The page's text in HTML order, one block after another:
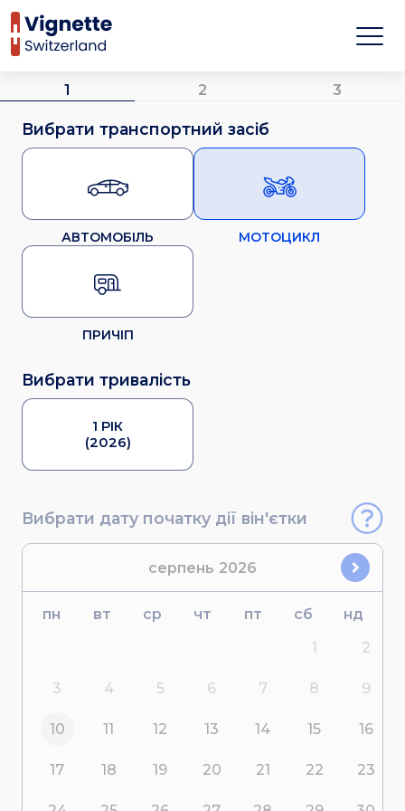
1 2 3
Вибрати транспортний засіб
АВТОМОБІЛЬ МОТОЦИКЛ
ПРИЧІП
Вибрати тривалість
1 РІК
(2026)
Вибрати дату початку дії він'єтки
серпень 2026
пн вт ср чт пт сб
нд
1
2
3 4 5 6 7 8 9
10 11 12 13 14 15 16
17 18 19 20 21 22 23